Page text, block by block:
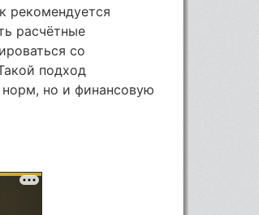
рекомендуется
расчётные
со
подход
норм, но и финансовую